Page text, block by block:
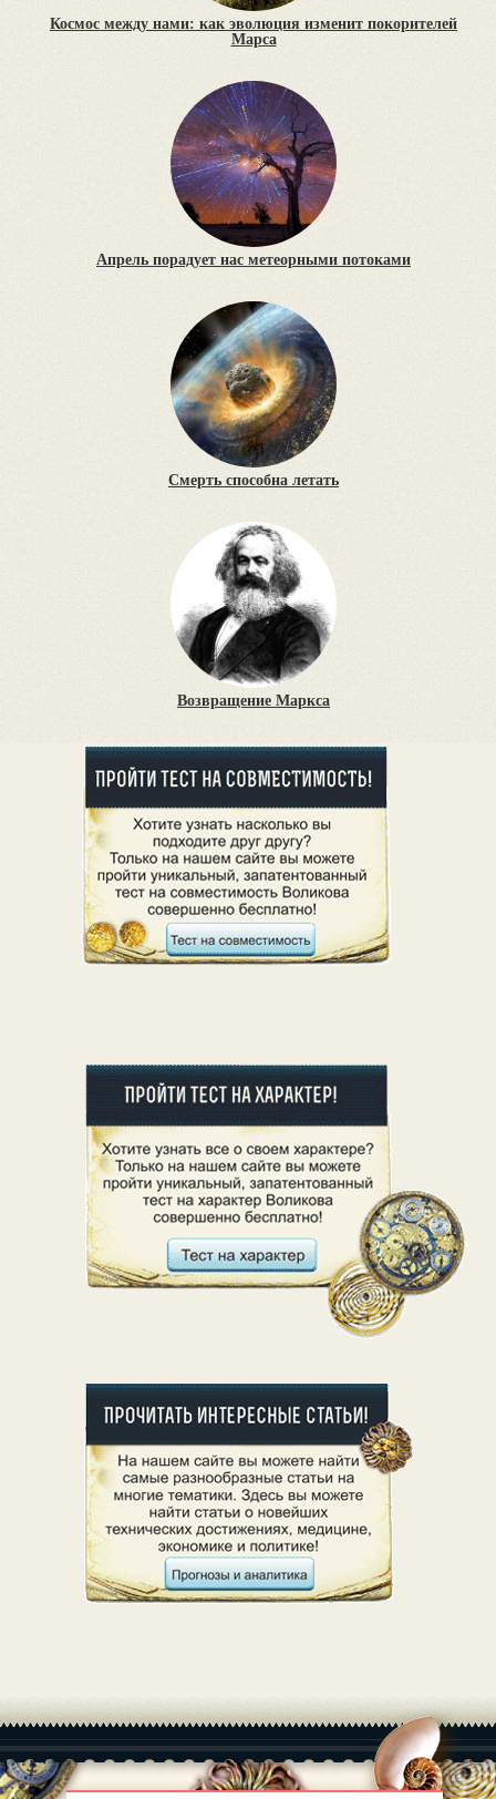
Космос между нами: как эволюция изменит покорителей
Марса
Апрель порадует нас метеорными потоками
Смерть способна летать
Возвращение Маркса